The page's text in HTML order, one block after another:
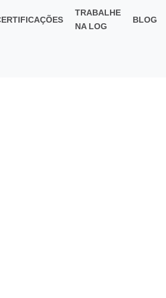
TRABALHE
NA LOG
BLOG